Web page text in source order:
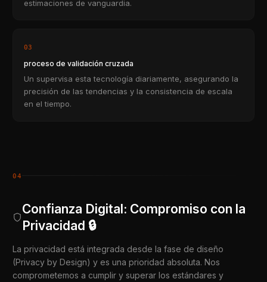
estimaciones de vanguardia.
03
proceso de validación cruzada
Un supervisa esta tecnología diariamente, asegurando la
precisión de las tendencias y la consistencia de escala
en el tiempo.
04
Confianza Digital: Compromiso con la
Privacidad 🔒
La privacidad está integrada desde la fase de diseño
(Privacy by Design) y es una prioridad absoluta. Nos
comprometemos a cumplir y superar los estándares y